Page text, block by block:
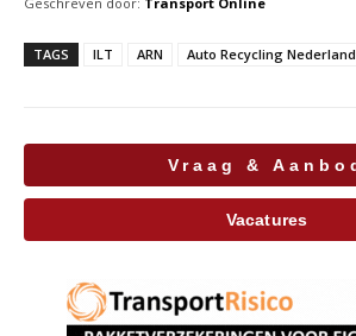
TAGS ILT ARN Auto Recycling Nederland
Vraag & Aanbod
Vacatures